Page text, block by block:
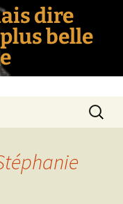
dire
belle